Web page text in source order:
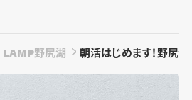
LAMP野尻湖 朝活はじめます！野尻